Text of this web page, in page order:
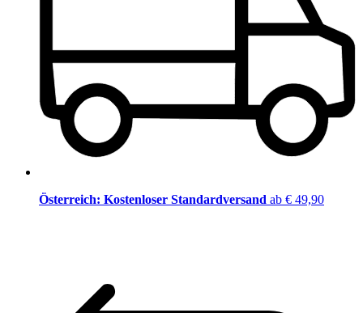
Österreich: Kostenloser Standardversand ab € 49,90